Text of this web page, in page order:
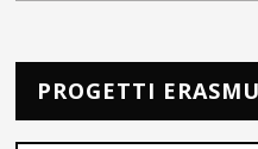
PROGETTI